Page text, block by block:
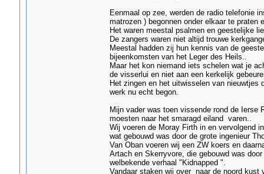
Eenmaal op zee, werden de radio telefonie
matrozen ) begonnen onder elkaar te praten
Het waren meestal psalmen en geestelijke
De zangers waren niet altijd trouwe
Meestal hadden zij hun kennis van de
bijeenkomsten van het Leger des Heils..
Maar het kon niemand iets schelen wat je
de visserlui en niet aan een kerkelijk
Het zingen en het uitwisselen van nieuwtjes
werk nu echt begon.
Mijn vader was toen vissende rond de
moesten naar het smaragd eiland varen..
Wij voeren de Moray Firth in en vervolgend
wat gebouwd was door de grote ingenieur
Van Oban voeren wij een ZW koers en
Artach en Skerryvore, die gebouwd was
welbekende verhaal "Kidnapped ".
Vandaar staken wij over naar de noord kust